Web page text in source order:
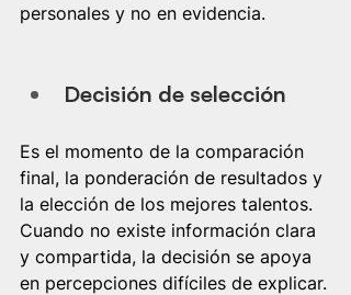
personales y no en evidencia.
Decisión de selección
Es el momento de la comparación
final, la ponderación de resultados y
la elección de los mejores talentos.
Cuando no existe información clara
y compartida, la decisión se apoya
en percepciones difíciles de explicar.